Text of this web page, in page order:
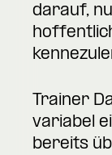
darauf,
Trainer
variabel
bereits